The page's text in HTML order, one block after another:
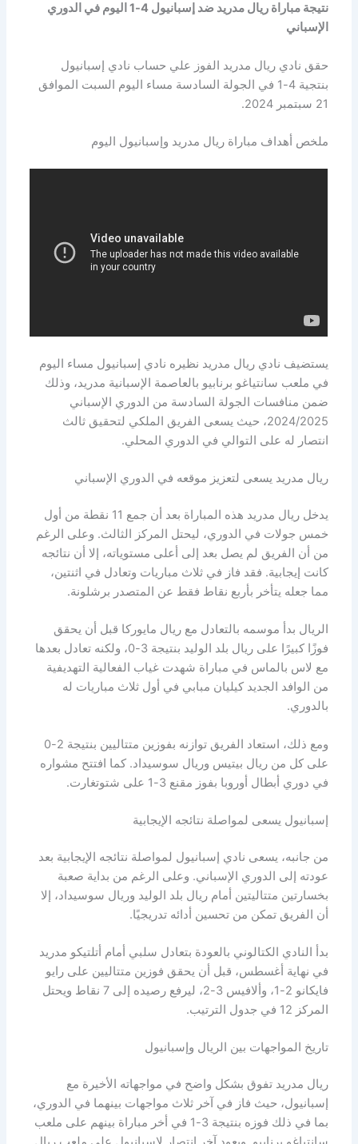
نتيجة مباراة ريال مدريد ضد إسبانيول 4-1 اليوم في الدوري
الإسباني
حقق نادي ريال مدريد الفوز علي حساب نادي إسبانيول
بنتجية 4-1 في الجولة السادسة مساء اليوم السبت الموافق
21 سبتمبر 2024.
ملخص أهداف مباراة ريال مدريد وإسبانيول اليوم
يستضيف نادي ريال مدريد نظيره نادي إسبانيول مساء اليوم
في ملعب سانتياغو برنابيو بالعاصمة الإسبانية مدريد، وذلك
ضمن منافسات الجولة السادسة من الدوري الإسباني
2024/2025، حيث يسعى الفريق الملكي لتحقيق ثالث
انتصار له على التوالي في الدوري المحلي.
ريال مدريد يسعى لتعزيز موقعه في الدوري الإسباني
يدخل ريال مدريد هذه المباراة بعد أن جمع 11 نقطة من أول
خمس جولات في الدوري، ليحتل المركز الثالث. وعلى الرغم
من أن الفريق لم يصل بعد إلى أعلى مستوياته، إلا أن نتائجه
كانت إيجابية. فقد فاز في ثلاث مباريات وتعادل في اثنتين،
مما جعله يتأخر بأربع نقاط فقط عن المتصدر برشلونة.
الريال بدأ موسمه بالتعادل مع ريال مايوركا قبل أن يحقق
فوزًا كبيرًا على ريال بلد الوليد بنتيجة 3-0، ولكنه تعادل بعدها
مع لاس بالماس في مباراة شهدت غياب الفعالية التهديفية
من الوافد الجديد كيليان مبابي في أول ثلاث مباريات له
بالدوري.
ومع ذلك، استعاد الفريق توازنه بفوزين متتاليين بنتيجة 2-0
على كل من ريال بيتيس وريال سوسيداد. كما افتتح مشواره
في دوري أبطال أوروبا بفوز مقنع 3-1 على شتوتغارت.
إسبانيول يسعى لمواصلة نتائجه الإيجابية
من جانبه، يسعى نادي إسبانيول لمواصلة نتائجه الإيجابية بعد
عودته إلى الدوري الإسباني. وعلى الرغم من بداية صعبة
بخسارتين متتاليتين أمام ريال بلد الوليد وريال سوسيداد، إلا
أن الفريق تمكن من تحسين أدائه تدريجيًا.
بدأ النادي الكتالوني بالعودة بتعادل سلبي أمام أتلتيكو مدريد
في نهاية أغسطس، قبل أن يحقق فوزين متتاليين على رايو
فايكانو 2-1، وألافيس 3-2، ليرفع رصيده إلى 7 نقاط ويحتل
المركز 12 في جدول الترتيب.
تاريخ المواجهات بين الريال وإسبانيول
ريال مدريد تفوق بشكل واضح في مواجهاته الأخيرة مع
إسبانيول، حيث فاز في آخر ثلاث مواجهات بينهما في الدوري،
بما في ذلك فوزه بنتيجة 3-1 في أخر مباراة بينهم على ملعب